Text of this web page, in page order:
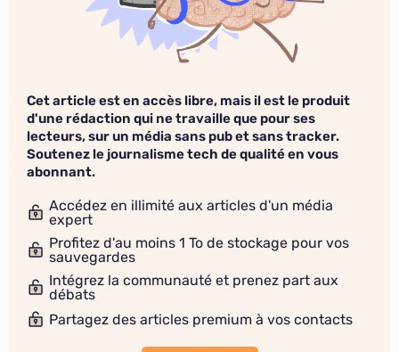
Cet article est en accès libre, mais il est le produit
d'une rédaction qui ne travaille que pour ses
lecteurs, sur un média sans pub et sans tracker.
Soutenez le journalisme tech de qualité en vous
abonnant.
Accédez en illimité aux articles d'un média
expert
Profitez d'au moins 1 To de stockage pour vos
sauvegardes
Intégrez la communauté et prenez part aux
débats
Partagez des articles premium à vos contacts